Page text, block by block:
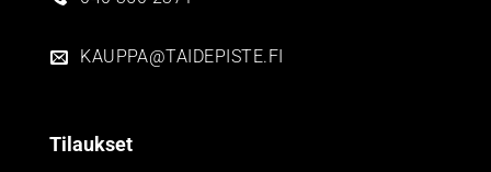
KAUPPA@TAIDEPISTE.FI
Tilaukset